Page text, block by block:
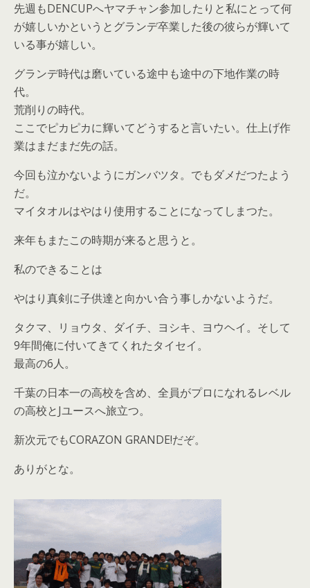
先週もDENCUPへヤマチャン参加したりと私にとって何
が嬉しいかというとグランデ卒業した後の彼らが輝いて
いる事が嬉しい。
グランデ時代は磨いている途中も途中の下地作業の時
代。
荒削りの時代。
ここでピカピカに輝いてどうすると言いたい。仕上げ作
業はまだまだ先の話。
今回も泣かないようにガンバツタ。でもダメだつたよう
だ。
マイタオルはやはり使用することになってしまつた。
来年もまたこの時期が来ると思うと。
私のできることは
やはり真剣に子供達と向かい合う事しかないようだ。
タクマ、リョウタ、ダイチ、ヨシキ、ヨウヘイ。そして
9年間俺に付いてきてくれたタイセイ。
最高の6人。
千葉の日本一の高校を含め、全員がプロになれるレベル
の高校とJユースへ旅立つ。
新次元でもCORAZON GRANDE!だぞ。
ありがとな。